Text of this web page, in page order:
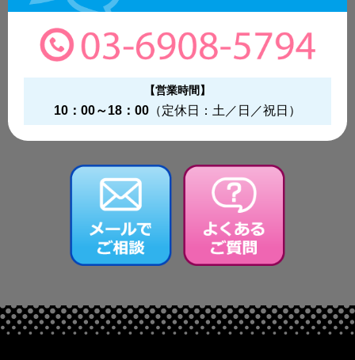
【営業時間】
10：00～18：00 （定休日：土／日／祝日）